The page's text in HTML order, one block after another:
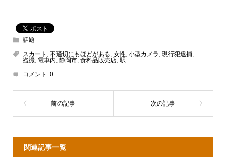
話題
スカート
不適切にもほどがある 女性, 小型カメラ 現行犯逮捕,
盗撮, 電車内 静岡市, 食料品販売店, 駅
コメント: 0
関連記事一覧